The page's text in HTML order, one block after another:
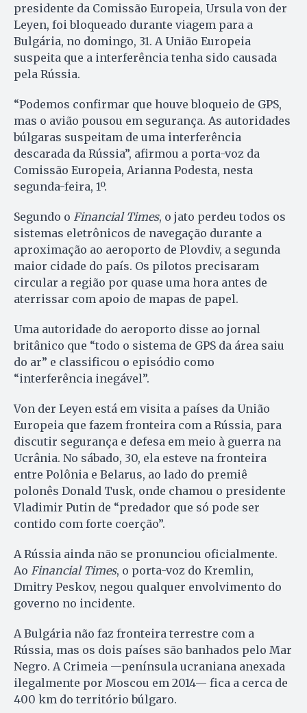
presidente da Comissão Europeia, Ursula von der
Leyen, foi bloqueado durante viagem para a
Bulgária, no domingo, 31. A União Europeia
suspeita que a interferência tenha sido causada
pela Rússia.
“Podemos confirmar que houve bloqueio de GPS,
mas o avião pousou em segurança. As autoridades
búlgaras suspeitam de uma interferência
descarada da Rússia”, afirmou a porta-voz da
Comissão Europeia, Arianna Podesta, nesta
segunda-feira, 1º.
Segundo o Financial Times, o jato perdeu todos os
sistemas eletrônicos de navegação durante a
aproximação ao aeroporto de Plovdiv, a segunda
maior cidade do país. Os pilotos precisaram
circular a região por quase uma hora antes de
aterrissar com apoio de mapas de papel.
Uma autoridade do aeroporto disse ao jornal
britânico que “todo o sistema de GPS da área saiu
do ar” e classificou o episódio como
“interferência inegável”.
Von der Leyen está em visita a países da União
Europeia que fazem fronteira com a Rússia, para
discutir segurança e defesa em meio à guerra na
Ucrânia. No sábado, 30, ela esteve na fronteira
entre Polônia e Belarus, ao lado do premiê
polonês Donald Tusk, onde chamou o presidente
Vladimir Putin de “predador que só pode ser
contido com forte coerção”.
A Rússia ainda não se pronunciou oficialmente.
Ao Financial Times, o porta-voz do Kremlin,
Dmitry Peskov, negou qualquer envolvimento do
governo no incidente.
A Bulgária não faz fronteira terrestre com a
Rússia, mas os dois países são banhados pelo Mar
Negro. A Crimeia —península ucraniana anexada
ilegalmente por Moscou em 2014— fica a cerca de
400 km do território búlgaro.